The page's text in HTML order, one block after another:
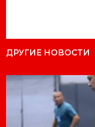
ДРУГИЕ НОВОСТИ